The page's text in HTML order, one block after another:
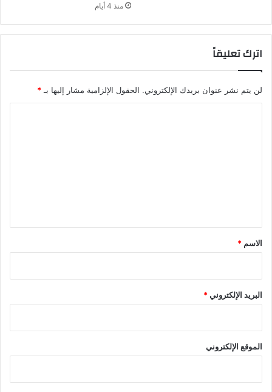
منذ 4 أيام
اترك تعليقاً
لن يتم نشر عنوان بريدك الإلكتروني. الحقول الإلزامية مشار إليها بـ *
*
الاسم *
البريد الإلكتروني*
الموقع الإلكتروني